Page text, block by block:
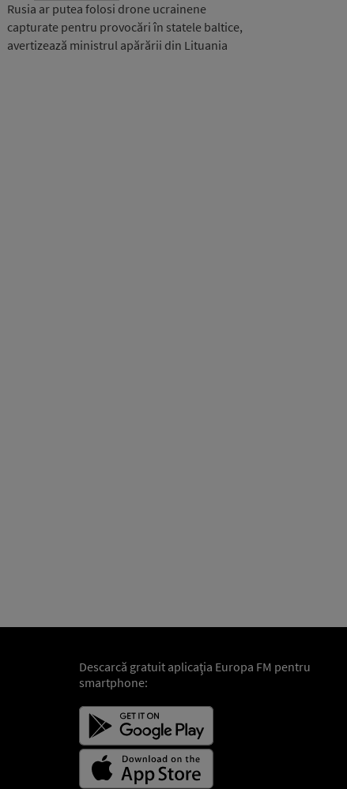
Rusia ar putea folosi drone ucrainene
capturate pentru provocări în statele baltice,
avertizează ministrul apărării din Lituania
Descarcă gratuit aplicaţia Europa FM pentru
smartphone: